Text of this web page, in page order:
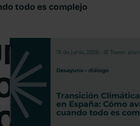
todo es complejo